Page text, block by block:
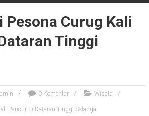
Pesona Curug Kali
Tinggi
0 Komentar Wisata
Pancur di Dataran Tinggi Salatiga